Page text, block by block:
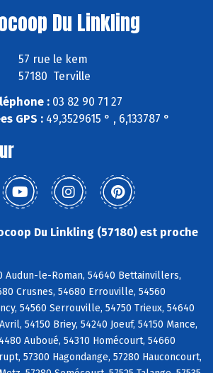
Du Linkling
57 rue le kem
57180 Terville
: 03 82 90 71 27
GPS :49,3529615 ° , 6,133787 °
Du Linkling (57180) est proche
Audun-le-Roman, 54640 Bettainvillers,
Crusnes, 54680 Errouville, 54560
54560 Serrouville, 54750 Trieux, 54640
54150 Briey, 54240 Joeuf, 54150 Mance,
Auboué, 54310 Homécourt, 54660
57300 Hagondange, 57280 Hauconcourt,